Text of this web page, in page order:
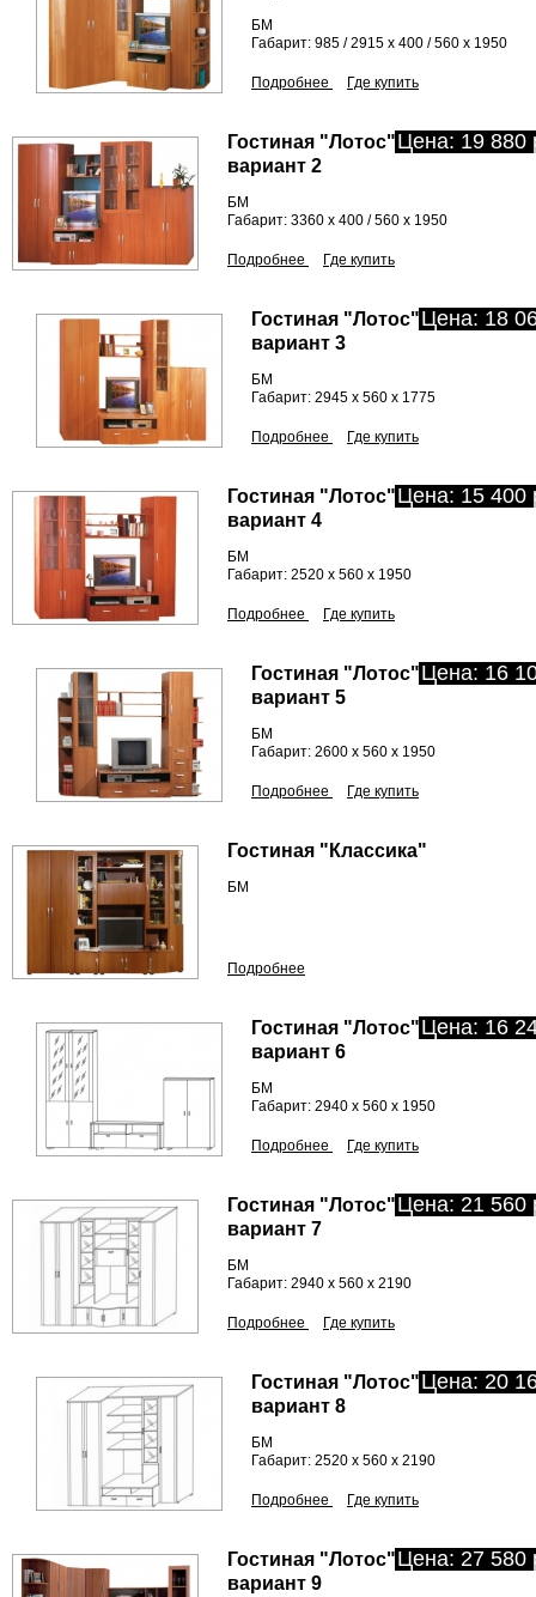
БМ
Габарит: 985 / 2915 х 400 / 560 х 1950
Подробнее Где купить
Цена: 19 880
Гостиная "Лотос"
вариант 2
БМ
Габарит: 3360 х 400 / 560 х 1950
Подробнее Где купить
Цена: 18
Гостиная "Лотос"
вариант 3
БМ
Габарит: 2945 х 560 х 1775
Подробнее Где купить
Цена: 15 400
Гостиная "Лотос"
вариант 4
БМ
Габарит: 2520 х 560 х 1950
Подробнее Где купить
Цена: 16
Гостиная "Лотос"
вариант 5
БМ
Габарит: 2600 х 560 х 1950
Подробнее Где купить
Гостиная "Классика"
БМ
Подробнее
Цена: 16
Гостиная "Лотос"
вариант 6
БМ
Габарит: 2940 х 560 х 1950
Подробнее Где купить
Цена: 21 560
Гостиная "Лотос"
вариант 7
БМ
Габарит: 2940 х 560 х 2190
Подробнее Где купить
Цена: 20
Гостиная "Лотос"
вариант 8
БМ
Габарит: 2520 х 560 х 2190
Подробнее Где купить
Цена: 27 580
Гостиная "Лотос"
вариант 9